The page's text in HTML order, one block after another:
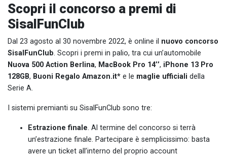
Scopri il concorso a premi di
SisalFunClub
Dal 23 agosto al 30 novembre 2022, è online il nuovo concorso
SisalFunClub. Scopri i premi in palio, tra cui un’automobile
Nuova 500 Action Berlina, MacBook Pro 14’’, iPhone 13 Pro
128GB, Buoni Regalo Amazon.it* e le maglie ufficiali della
Serie A.
I sistemi premianti su SisalFunClub sono tre:
Estrazione finale. Al termine del concorso si terrà
un’estrazione finale. Partecipare è semplicissimo: basta
avere un ticket all’interno del proprio account